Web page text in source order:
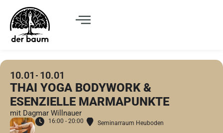
10.01 10.01
THAI YOGA BODYWORK &
ESENZIELLE MARMAPUNKTE
mit Dagmar Willnauer
16:00 - 20:00 Seminarraum Heuboden